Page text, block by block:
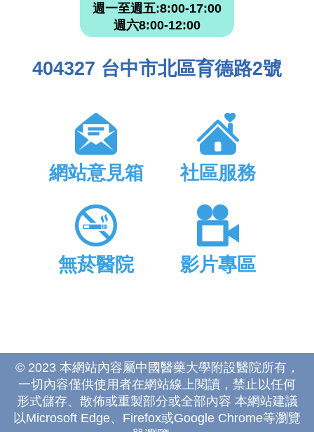
週一至週五:8:00-17:00
週六8:00-12:00
404327 台中市北區育德路2號
網站意見箱 社區服務
無菸醫院 影片專區
© 2023 本網站內容屬中國醫藥大學附設醫院所有，
一切內容僅供使用者在網站線上閱讀，禁止以任何
形式儲存、散佈或重製部分或全部內容 本網站建議
以Microsoft Edge、Firefox或Google Chrome等瀏覽